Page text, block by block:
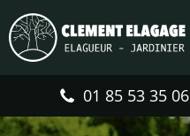
01 85 53 35 06